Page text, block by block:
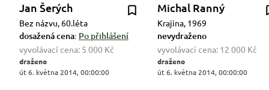
Jan Šerých
Bez názvu, 60.léta
dosažená cena: Po přihlášení
vyvolávací cena: 5 000 Kč
draženo
út 6. května 2014, 00:00:00
Michal Ranný
Krajina, 1969
nevydraženo
vyvolávací cena: 12 000 Kč
draženo
út 6. května 2014, 00:00:00